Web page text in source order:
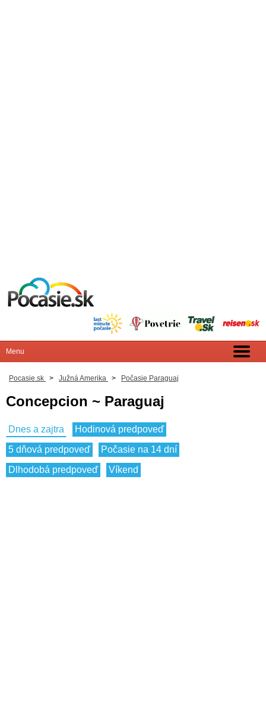
Pocasie.sk > Južná Amerika > Počasie Paraguaj
Concepcion ~ Paraguaj
Dnes a zajtra
Hodinová predpoveď
5 dňová predpoveď
Počasie na 14 dní
Dlhodobá predpoveď
Víkend